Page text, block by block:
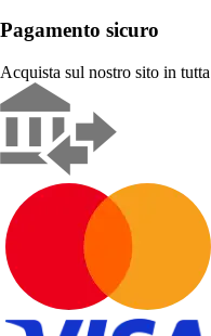
Pagamento sicuro
Acquista sul nostro sito in